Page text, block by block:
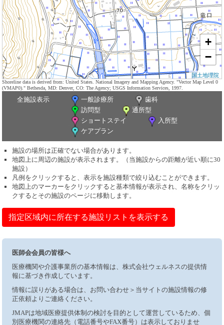
+
−
国土地理院
Shoreline data is derived from: United States. National Imagery and Mapping Agency. "Vector Map Level 0
(VMAP0)." Bethesda, MD: Denver, CO: The Agency; USGS Information Services, 1997.
全施設表示 一般診療所
歯科
訪問型
通所型
ショートステイ
入所型
ケアプラン
施設の場所は正確でない場合があります。
地図上に周辺の施設が表示されます。（当施設からの距離が近い順に30
施設）
凡例をクリックすると、表示を施設種類で絞り込むことができます。
地図上のマーカーをクリックすると基本情報が表示され、名称をクリッ
クするとその施設のページに移動します。
指定区域内に所在する施設リストを表示する
医師会会員の皆様へ
医療機関や介護事業所の基本情報は、株式会社ウェルネスの提供情
報に基づき作成しています。
情報に誤りがある場合は、お問い合わせ＞当サイトの施設情報の修
正依頼よりご連絡ください。
JMAPは地域医療提供体制の検討を目的として運営しているため、個
別医療機関の連絡先（電話番号やFAX番号）は表示しておりませ